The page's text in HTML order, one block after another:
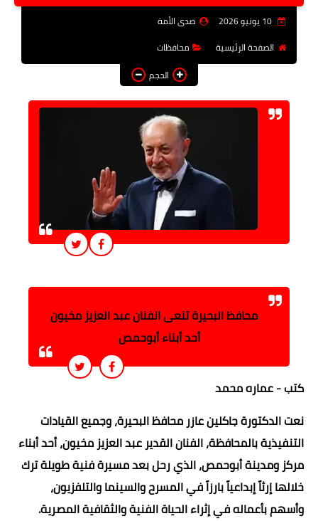
عربى ودولى
توك شو
آراء وتحليلات
المزيد
10 يونيو 2026
صدى الأمة
الصفحة الرئيسية
محافظات
الحجم
محافظ البحيرة تنعى الفنان عبد العزيز مخيون
أحد أبناء أبوحمص
كتب - عماره محمد
نعت الدكتورة جاكلين عازر محافظ البحيرة، وجميع القيادات
التنفيذية بالمحافظة، الفنان القدير عبد العزيز مخيون، أحد أبناء
مركز ومدينة أبوحمص، الذي رحل بعد مسيرة فنية طويلة ترك
خلالها إرثاً إبداعياً بارزاً في المسرح والسينما والتلفزيون،
وأسهم بأعماله في إثراء الحياة الفنية والثقافية المصرية.